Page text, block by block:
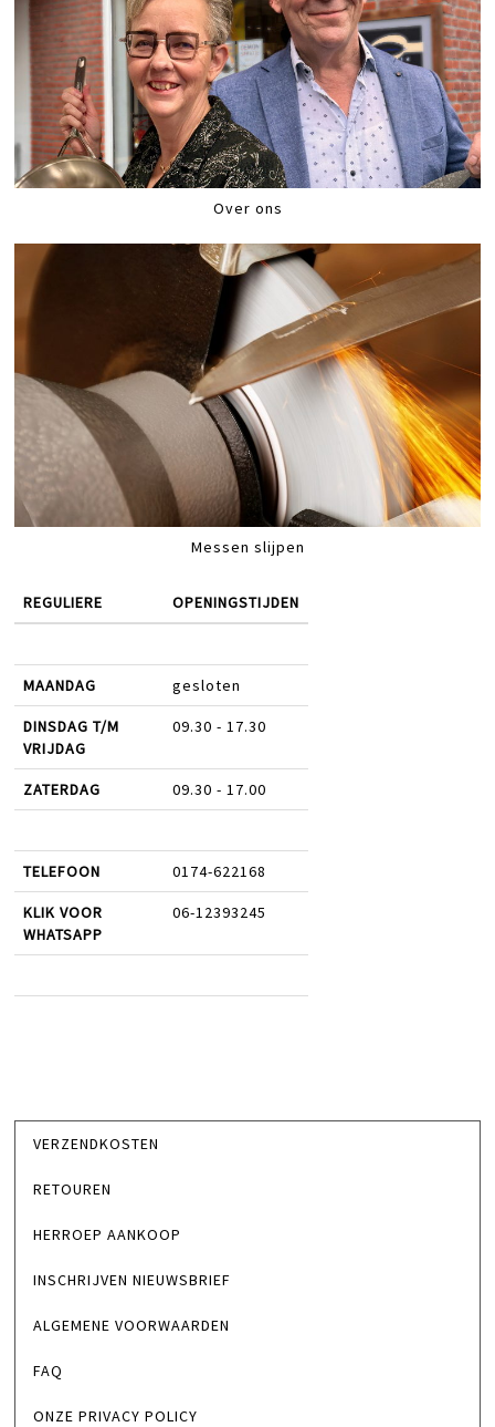
Over ons
Messen slijpen
REGULIERE OPENINGSTIJDEN
MAANDAG gesloten
DINSDAG T/M
VRIJDAG
09.30 - 17.30
ZATERDAG 09.30 - 17.00
TELEFOON 0174-622168
KLIK VOOR
WHATSAPP
06-12393245
VERZENDKOSTEN
RETOUREN
HERROEP AANKOOP
INSCHRIJVEN NIEUWSBRIEF
ALGEMENE VOORWAARDEN
FAQ
ONZE PRIVACY POLICY